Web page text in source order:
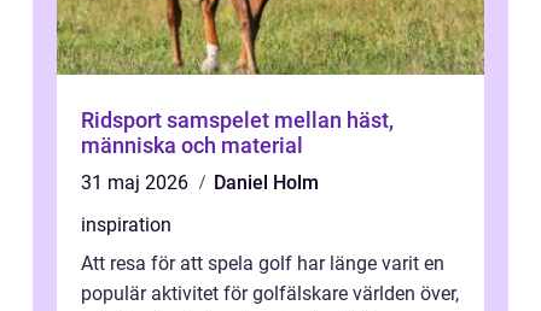
Ridsport samspelet mellan häst,
människa och material
31 maj 2026
Daniel Holm
inspiration
Att resa för att spela golf har länge varit en
populär aktivitet för golfälskare världen över,